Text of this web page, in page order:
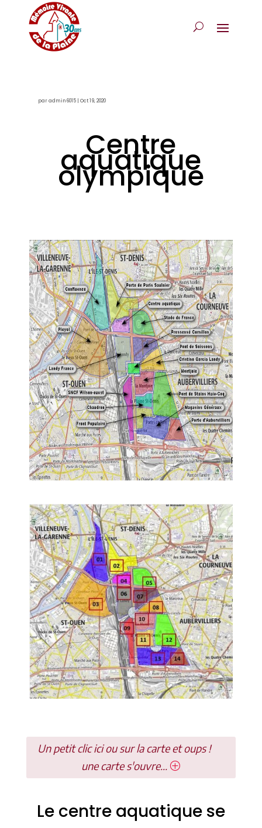
paradmin6015| Oct 19, 2020
Centre
aquatique
olympique
Un petit clic ici ou sur la carte et oups !
une carte s'ouvre...
Le centre aquatique se